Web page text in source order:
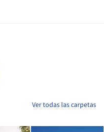
Ver todas las carpetas